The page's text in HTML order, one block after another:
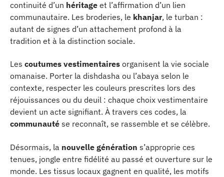
continuité d’un héritage et l’affirmation d’un lien
communautaire. Les broderies, le khanjar, le turban :
autant de signes d’un attachement profond à la
tradition et à la distinction sociale.
Les coutumes vestimentaires organisent la vie sociale
omanaise. Porter la dishdasha ou l’abaya selon le
contexte, respecter les couleurs prescrites lors des
réjouissances ou du deuil : chaque choix vestimentaire
devient un acte signifiant. À travers ces codes, la
communauté se reconnaît, se rassemble et se célèbre.
Désormais, la nouvelle génération s’approprie ces
tenues, jongle entre fidélité au passé et ouverture sur le
monde. Les tissus locaux gagnent en qualité, les motifs